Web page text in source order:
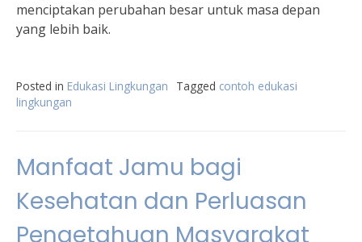
menciptakan perubahan besar untuk masa depan
yang lebih baik.
Posted in Edukasi Lingkungan Tagged contoh edukasi
lingkungan
Manfaat Jamu bagi
Kesehatan dan Perluasan
Pengetahuan Masyarakat